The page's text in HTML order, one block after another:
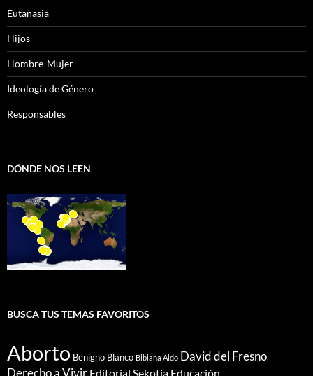
Eutanasia
Hijos
Hombre-Mujer
Ideología de Género
Responsables
DÓNDE NOS LEEN
BUSCA TUS TEMAS FAVORITOS
Aborto Benigno Blanco Bibiana Aido David del Fresno
Editorial Sekotia Educación